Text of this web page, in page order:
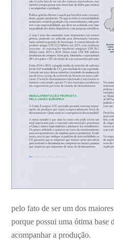
pelo fato de ser um dos
porque possui uma ótima base
acompanhar a produção.